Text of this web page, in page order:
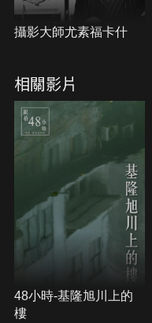
攝影大師尤素福卡什
相關影片
48小時-基隆旭川上的
樓